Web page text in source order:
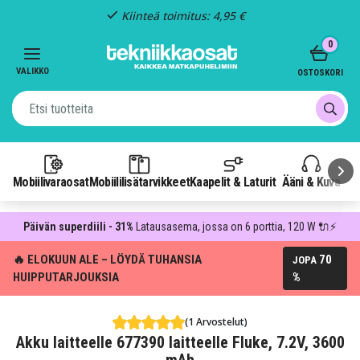
Kiinteä toimitus: 4,95 €
VALIKKO
MobiilivaraosatMobiililisätarvikkeetKaapelit & Laturit Ääni & Kuva
0
OSTOSKORI
Päivän superdiili - 31% Latausasema, jossa on 6 porttia, 120 W 🔌⚡
🔥 ELOKUUN ALE – LÖYDÄ TUHANSIA
HUIPPUTARJOUKSIA
JOPA 70
%
(1 Arvostelut)
Akku laitteelle 677390 laitteelle Fluke, 7.2V, 3600